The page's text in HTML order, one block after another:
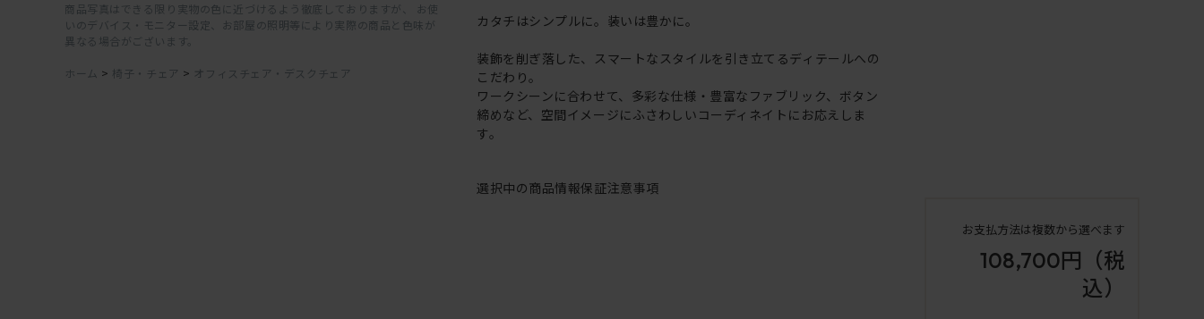
商品写真はできる限り実物の色に近づけるよう徹底しておりますが、 お使
いのデバイス・モニター設定、お部屋の照明等により実際の商品と色味が
異なる場合がございます。
ホーム > 椅子・チェア > オフィスチェア・デスクチェア
カタチはシンプルに。装いは豊かに。
装飾を削ぎ落した、スマートなスタイルを引き立てるディテールへの
こだわり。
ワークシーンに合わせて、多彩な仕様・豊富なファブリック、ボタン
締めなど、空間イメージにふさわしいコーディネイトにお応えしま
す。
選択中の商品情報保証注意事項
お支払方法は複数から選べます
108,700円 （税
込）